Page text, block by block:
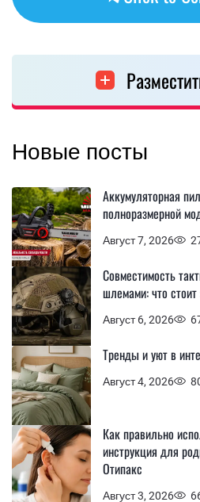
Новые посты
Август 7, 2026
Аккумуляторная
полноразмерной
Август 6, 2026
Совместимость
шлемами: что стоит
Август 4, 2026
Тренды и уют в
Август 3, 2026
Как правильно
инструкция для
Отипакс